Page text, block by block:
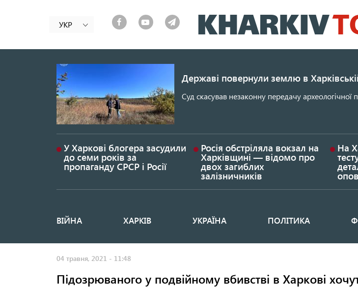
до
УКР
Державі повернули землю в
Суд скасував незаконну передачу археологічної
У Харкові блогера засудили
до семи років за
пропаганду СРСР і Росії
Росія обстріляла вокзал на
Харківщині — відомо про
двох загиблих
залізничників
На
Основная
ВІЙНА ХАРКІВ УКРАЇНА ПОЛІТИКА
04 травня, 2021 - 11:48
Підозрюваного у подвійному вбивстві в Харкові